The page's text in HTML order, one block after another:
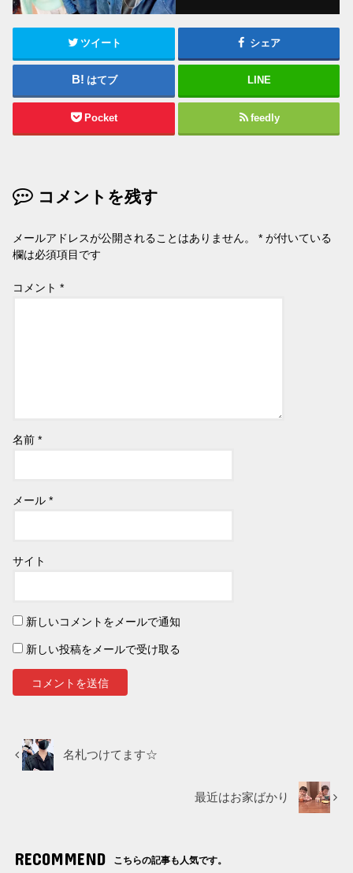
ツイート シェア
はてブ LINE
Pocket feedly
コメントを残す
メールアドレスが公開されることはありません。 * が付いている
欄は必須項目です
コメント*
名前*
メール*
サイト
新しいコメントをメールで通知
新しい投稿をメールで受け取る
名札つけてます☆
最近はお家ばかり
RECOMMEND こちらの記事も人気です。